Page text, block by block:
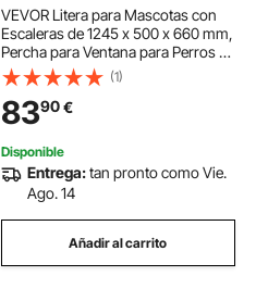
VEVOR Litera para Mascotas con
Escaleras de 1245 x 500 x 660 mm,
Percha para Ventana para Perros o
Gatos con Espacio de
Almacenamiento para Uso en
Interiores, Hogar, Cerca de Cama y
Ventana, Marrón
(1)
8390€
Disponible
Entrega:tan pronto como Vie.
Ago. 14
Añadir al carrito